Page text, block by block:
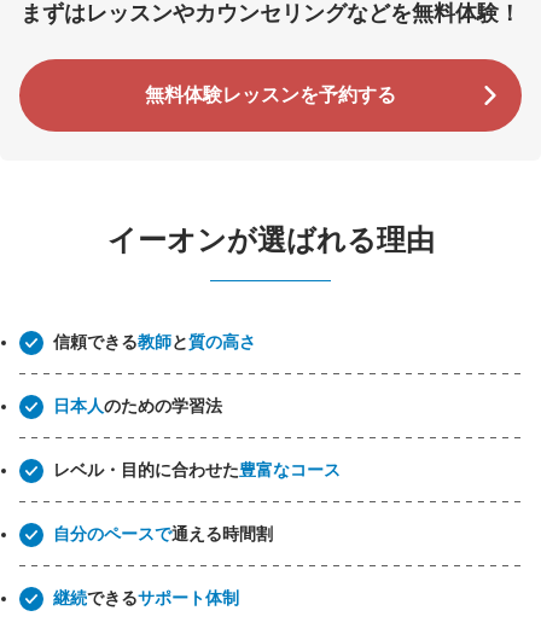
まずはレッスンやカウンセリングなどを無料体験！
無料体験レッスンを予約する
イーオンが選ばれる理由
信頼できる教師と質の高さ
日本人のための学習法
レベル・目的に合わせた豊富なコース
自分のペースで通える時間割
継続できるサポート体制